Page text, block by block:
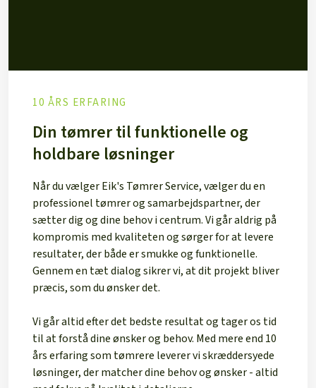
10 ÅRS ERFARING
Din tømrer til funktionelle og
holdbare løsninger
​Når du vælger Eik's Tømrer Service, vælger du en
professionel tømrer og samarbejdspartner, der
sætter dig og dine behov i centrum. Vi går aldrig på
kompromis med kvaliteten og sørger for at levere
resultater, der både er smukke og funktionelle.
Gennem en tæt dialog sikrer vi, at dit projekt bliver
præcis, som du ønsker det.
Vi går altid efter det bedste resultat og tager os tid
til at forstå dine ønsker og behov. Med mere end 10
års erfaring som tømrere leverer vi skræddersyede
løsninger, der matcher dine behov og ønsker - altid